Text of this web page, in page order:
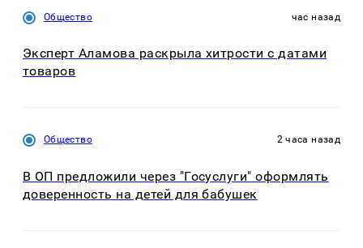
Общество час назад
Эксперт Аламова раскрыла хитрости с датами
товаров
Общество 2 часа назад
В ОП предложили через "Госуслуги" оформлять
доверенность на детей для бабушек